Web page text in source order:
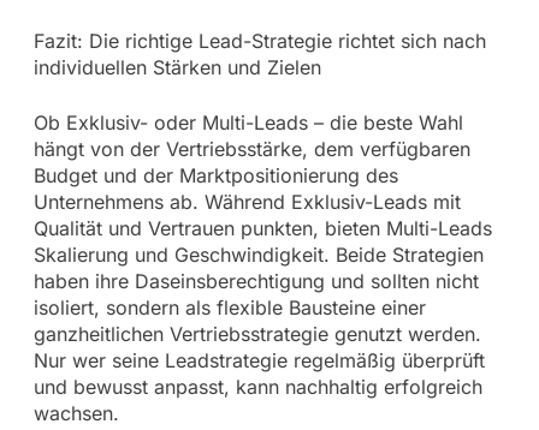
Fazit: Die richtige Lead-Strategie richtet sich nach
individuellen Stärken und Zielen
Ob Exklusiv- oder Multi-Leads – die beste Wahl
hängt von der Vertriebsstärke, dem verfügbaren
Budget und der Marktpositionierung des
Unternehmens ab. Während Exklusiv-Leads mit
Qualität und Vertrauen punkten, bieten Multi-Leads
Skalierung und Geschwindigkeit. Beide Strategien
haben ihre Daseinsberechtigung und sollten nicht
isoliert, sondern als flexible Bausteine einer
ganzheitlichen Vertriebsstrategie genutzt werden.
Nur wer seine Leadstrategie regelmäßig überprüft
und bewusst anpasst, kann nachhaltig erfolgreich
wachsen.